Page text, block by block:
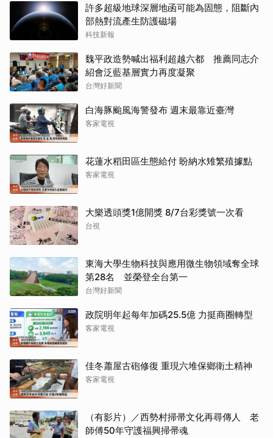
許多超級地球深層地函可能為固態，阻斷內
部熱對流產生防護磁場
科技新報
魏平政造勢喊出福利超越六都 推薦同志介
紹會泛藍基層實力再度凝聚
台灣好新聞
白海豚颱風海警發布 週末最靠近臺灣
客家電視
花蓮水稻田區生態給付 盼納水雉繁殖據點
客家電視
大樂透頭獎1億開獎 8/7台彩獎號一次看
台視
東海大學生物科技與應用微生物領域奪全球
第28名 並榮登全台第一
台灣好新聞
政院明年起每年加碼25.5億 力挺商圈轉型
客家電視
佳冬蕭屋古砲修復 重現六堆保鄉衛土精神
客家電視
（有影片）／西勢村掃帚文化再尋傳人 老
師傅50年守護福興掃帚魂